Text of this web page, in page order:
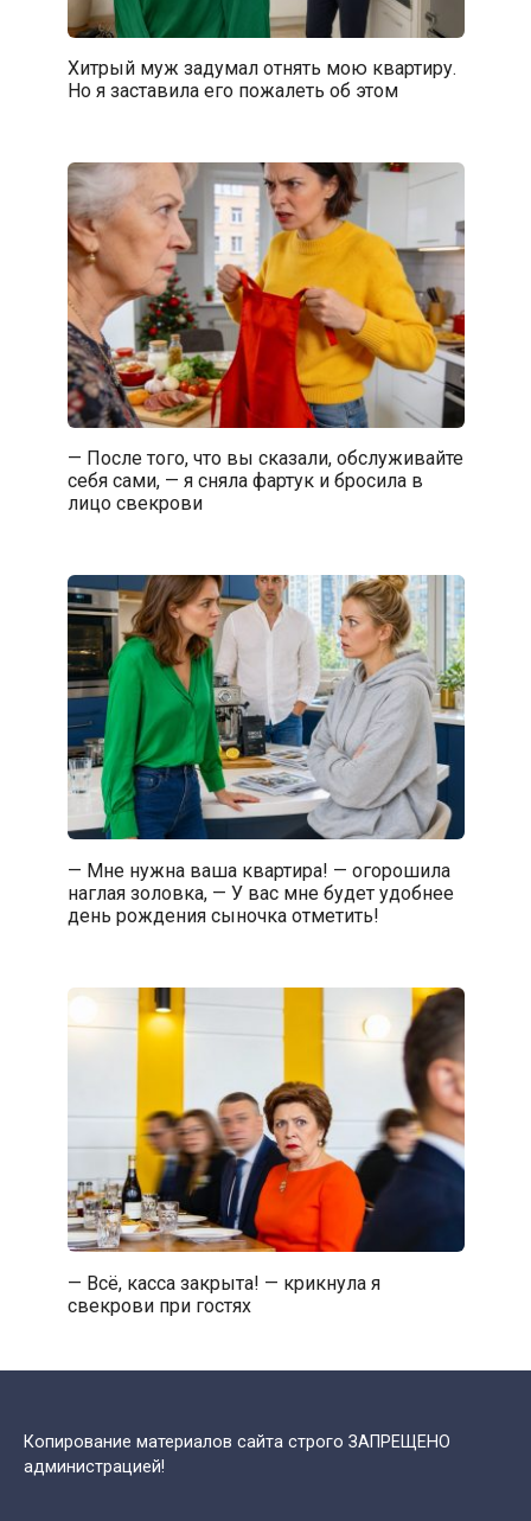
Хитрый муж задумал отнять мою квартиру.
Но я заставила его пожалеть об этом
— После того, что вы сказали, обслуживайте
себя сами, — я сняла фартук и бросила в
лицо свекрови
— Мне нужна ваша квартира! — огорошила
наглая золовка, — У вас мне будет удобнее
день рождения сыночка отметить!
— Всё, касса закрыта! — крикнула я
свекрови при гостях
Копирование материалов сайта строго ЗАПРЕЩЕНО
администрацией!